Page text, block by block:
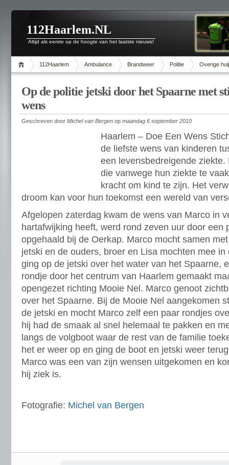
112Haarlem.NL
Altijd als eerste op de hoogte van het laatste nieuws!
112Haarlem Ambulance Brandweer Politie Overige
Op de politie jetski door het Spaarne met
wens
Geschreven door Michel van Bergen op maandag 6 september 2010
Haarlem – Doe Een Wens
de liefste wens van kinderen
een levensbedreigende
die vanwege hun ziekte te
kracht om kind te zijn. Het
droom kan voor hun toekomst een wereld van
Afgelopen zaterdag kwam de wens van Marco in
hartafwijking heeft, werd rond zeven uur door een
opgehaald bij de Oerkap. Marco mocht samen
jetski en de ouders, broer en Lisa mochten mee
ging op de jetski over het water van het Spaarne,
rondje door het centrum van Haarlem gemaakt
opengezet richting Mooie Nel. Marco genoot
over het Spaarne. Bij de Mooie Nel aangekomen
de jetski en mocht Marco zelf een paar rondjes
hij had de smaak al snel helemaal te pakken en
langs de volgboot waar de rest van de familie
het er weer op en ging de boot en jetski weer
Marco was een van zijn wensen uitgekomen en
hij ziek is.
Fotografie: Michel van Bergen